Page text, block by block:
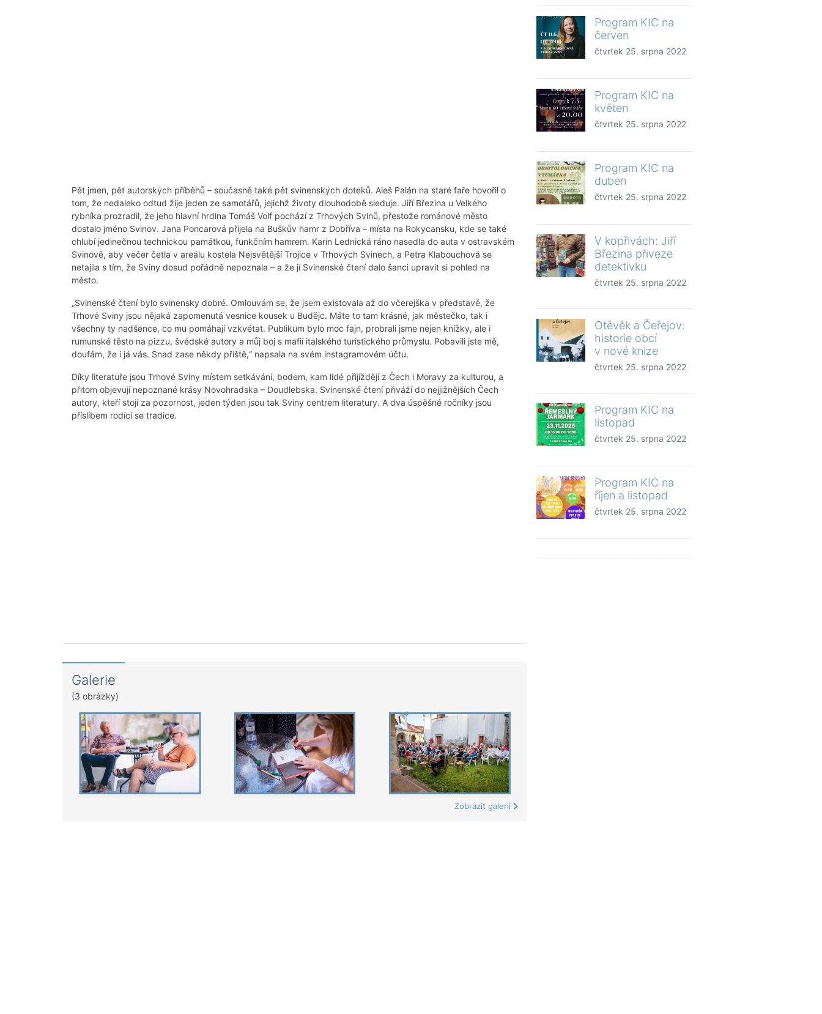
Pět jmen, pět autorských příběhů – současně také pět svinenských doteků. Aleš Palán na staré faře hovořil o
tom, že nedaleko odtud žije jeden ze samotářů, jejichž životy dlouhodobě sleduje. Jiří Březina u Velkého
rybníka prozradil, že jeho hlavní hrdina Tomáš Volf pochází z Trhových Svinů, přestože románové město
dostalo jméno Svinov. Jana Poncarová přijela na Buškův hamr z Dobříva – místa na Rokycansku, kde se také
chlubí jedinečnou technickou památkou, funkčním hamrem. Karin Lednická ráno nasedla do auta v ostravském
Svinově, aby večer četla v areálu kostela Nejsvětější Trojice v Trhových Svinech, a Petra Klabouchová se
netajila s tím, že Sviny dosud pořádně nepoznala – a že jí Svinenské čtení dalo šanci upravit si pohled na
město.
„Svinenské čtení bylo svinensky dobré. Omlouvám se, že jsem existovala až do včerejška v představě, že
Trhové Sviny jsou nějaká zapomenutá vesnice kousek u Budějc. Máte to tam krásné, jak městečko, tak i
všechny ty nadšence, co mu pomáhají vzkvétat. Publikum bylo moc fajn, probrali jsme nejen knížky, ale i
rumunské těsto na pizzu, švédské autory a můj boj s mafií italského turistického průmyslu. Pobavili jste mě,
doufám, že i já vás. Snad zase někdy příště,“ napsala na svém instagramovém účtu.
Díky literatuře jsou Trhové Sviny místem setkávání, bodem, kam lidé přijíždějí z Čech i Moravy za kulturou, a
přitom objevují nepoznané krásy Novohradska – Doudlebska. Svinenské čtení přiváží do nejjižnějších Čech
autory, kteří stojí za pozornost, jeden týden jsou tak Sviny centrem literatury. A dva úspěšné ročníky jsou
příslibem rodící se tradice.
Galerie
(3 obrázky)
Zobrazit galerii
Program KIC na
červen
čtvrtek 25. srpna 2022
Program KIC na
květen
čtvrtek 25. srpna 2022
Program KIC na
duben
čtvrtek 25. srpna 2022
V kopřivách: Jiří
Březina přiveze
detektivku
čtvrtek 25. srpna 2022
Otěvěk a Čeřejov:
historie obcí
v nové knize
čtvrtek 25. srpna 2022
Program KIC na
listopad
čtvrtek 25. srpna 2022
Program KIC na
říjen a listopad
čtvrtek 25. srpna 2022